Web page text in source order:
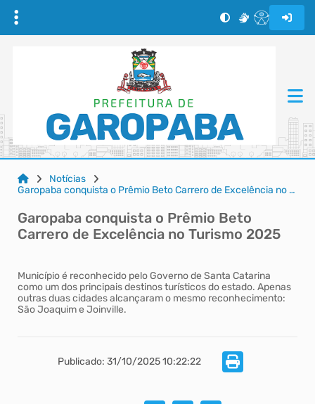
Notícias
Garopaba conquista o Prêmio Beto Carrero de Excelência no Turismo 2025
Garopaba conquista o Prêmio Beto
Carrero de Excelência no Turismo 2025
Município é reconhecido pelo Governo de Santa Catarina
como um dos principais destinos turísticos do estado. Apenas
outras duas cidades alcançaram o mesmo reconhecimento:
São Joaquim e Joinville.
Publicado: 31/10/2025 10:22:22